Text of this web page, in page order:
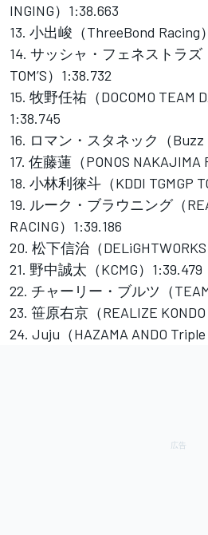
INGING）1:38.663
13. 小出峻（ThreeBond Racing
14. サッシャ・フェネストラズ
TOM’S）1:38.732
15. 牧野任祐（DOCOMO TEAM
1:38.745
16. ロマン・スタネック（Buzz
17. 佐藤蓮（PONOS NAKAJIMA
18. 小林利徠斗（KDDI TGMGP
19. ルーク・ブラウニング（
RACING）1:39.186
20. 松下信治（
21. 野中誠太（KCMG）1:39.479
22. チャーリー・ブルツ（
23. 笹原右京（REALIZE
24. Juju（HAZAMA ANDO